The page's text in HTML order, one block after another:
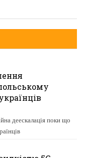
деескалація поки що